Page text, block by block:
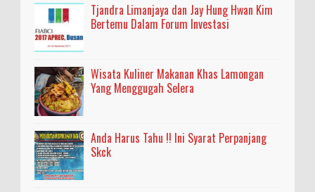
Tjandra Limanjaya dan Jay Hung Hwan Kim
Bertemu Dalam Forum Investasi
Wisata Kuliner Makanan Khas Lamongan
Yang Menggugah Selera
Anda Harus Tahu !! Ini Syarat Perpanjang
Skck